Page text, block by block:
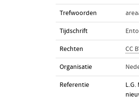
Trefwoorden
Tijdschrift
Rechten CC
Organisatie
Referentie